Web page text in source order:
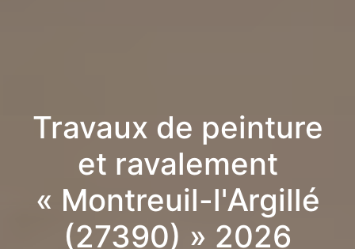
Travaux de peinture
et ravalement
« Montreuil-l'Argillé
(27390) » 2026